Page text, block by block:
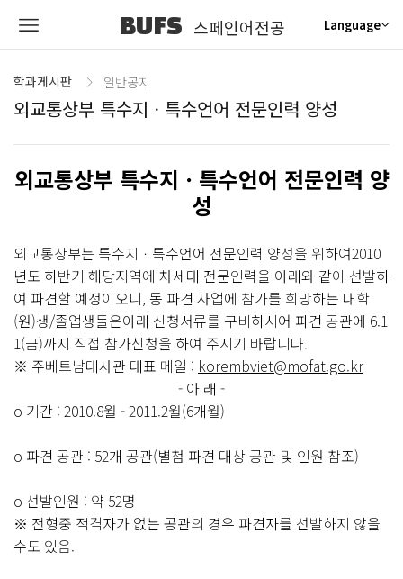
BUFS 스페인어전공 Language
학과게시판 일반공지
외교통상부 특수지ㆍ특수언어 전문인력 양성
외교통상부 특수지ㆍ특수언어 전문인력 양
성
외교통상부는 특수지ㆍ특수언어 전문인력 양성을 위하여2010
년도 하반기 해당지역에 차세대 전문인력을 아래와 같이 선발하
여 파견할 예정이오니, 동 파견 사업에 참가를 희망하는 대학
(원)생/졸업생들은아래 신청서류를 구비하시어 파견 공관에 6.1
1(금)까지 직접 참가신청을 하여 주시기 바랍니다.
※ 주베트남대사관 대표 메일 : korembviet@mofat.go.kr
- 아 래 -
o 기간 : 2010.8월 - 2011.2월(6개월)
o 파견 공관 : 52개 공관(별첨 파견 대상 공관 및 인원 참조)
o 선발인원 : 약 52명
※ 전형중 적격자가 없는 공관의 경우 파견자를 선발하지 않을
수도 있음.